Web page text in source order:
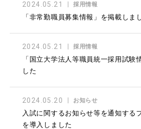
2024.05.21 採用情報
「非常勤職員募集情報」を掲載しま
2024.05.21 採用情報
「国立大学法人等職員統一採用試験
した
2024.05.20 お知らせ
入試に関するお知らせ等を通知する
を導入しました